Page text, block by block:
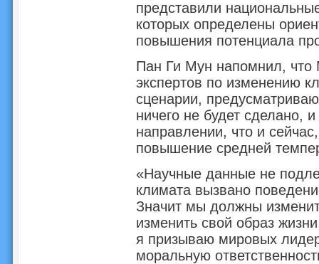
представили
которых определены
повышения потенциала
Пан Ги Мун напомнил, что
экспертов по изменению
сценарии,
ничего не будет сделано,
направлении, что и
повышение средней
«Научные данные не
климата вызвано
Значит мы должны
изменить свой образ
я призываю мировых
моральную